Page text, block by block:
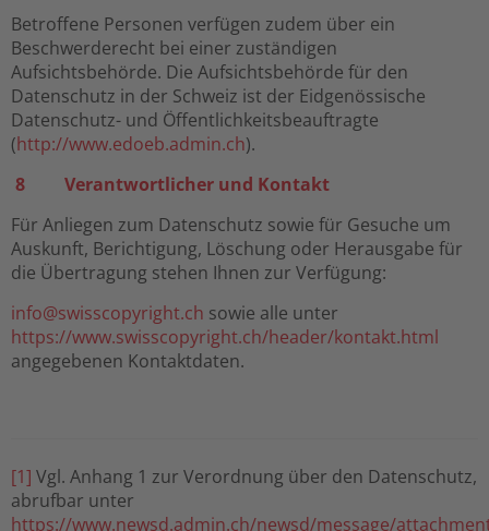
Betroffene Personen verfügen zudem über ein
Beschwerderecht bei einer zuständigen
Aufsichtsbehörde. Die Aufsichtsbehörde für den
Datenschutz in der Schweiz ist der Eidgenössische
Datenschutz- und Öffentlichkeitsbeauftragte
(http://www.edoeb.admin.ch).
8 Verantwortlicher und Kontakt
Für Anliegen zum Datenschutz sowie für Gesuche um
Auskunft, Berichtigung, Löschung oder Herausgabe für
die Übertragung stehen Ihnen zur Verfügung:
info@swisscopyright.ch sowie alle unter
https://www.swisscopyright.ch/header/kontakt.html
angegebenen Kontaktdaten.
[1] Vgl. Anhang 1 zur Verordnung über den Datenschutz,
abrufbar unter
https://www.newsd.admin.ch/newsd/message/